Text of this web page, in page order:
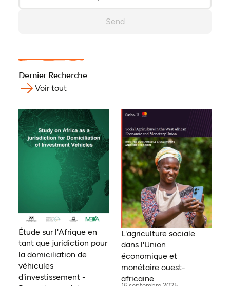
Send
Dernier Recherche
Voir tout
Étude sur l'Afrique en
tant que juridiction pour
la domiciliation de
véhicules
d'investissement -
L'agriculture sociale
dans l'Union
économique et
monétaire ouest-
africaine